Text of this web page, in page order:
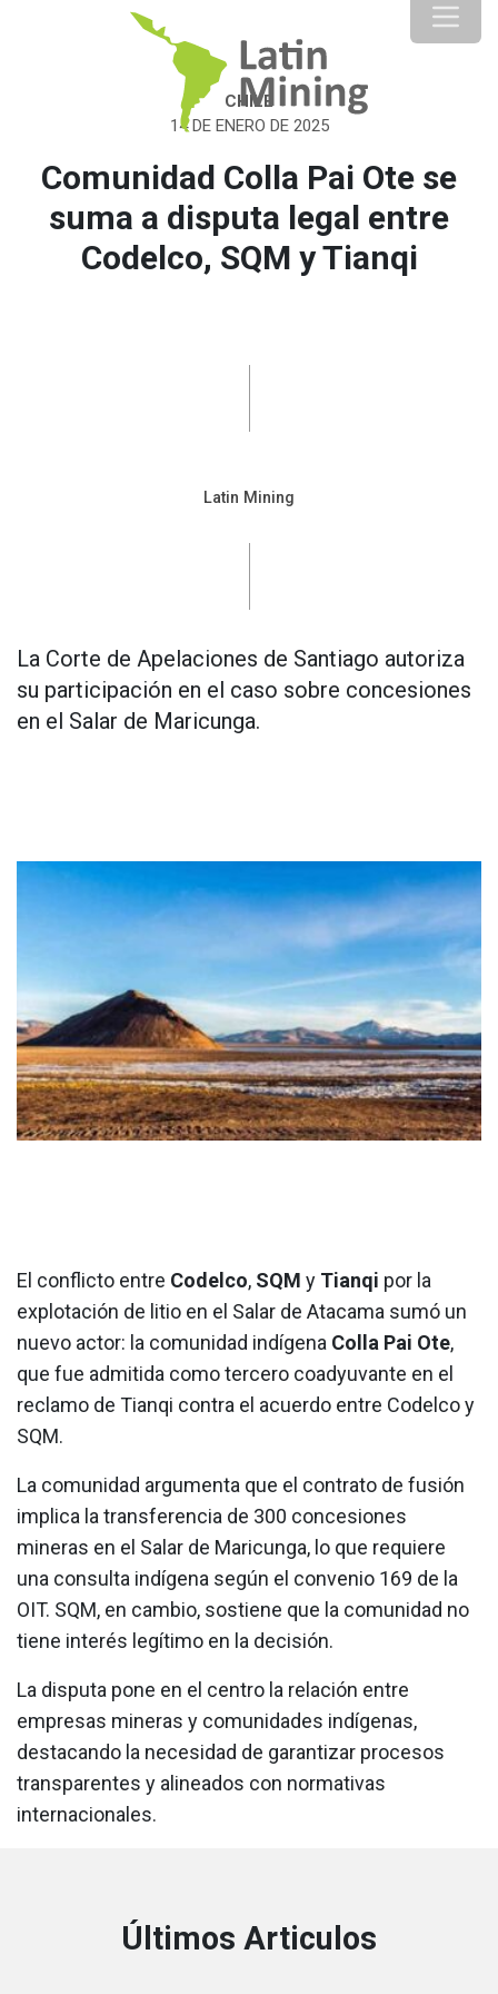
CHILE
14 DE ENERO DE 2025
Comunidad Colla Pai Ote se
suma a disputa legal entre
Codelco, SQM y Tianqi
Latin Mining
La Corte de Apelaciones de Santiago autoriza
su participación en el caso sobre concesiones
en el Salar de Maricunga.
El conflicto entre Codelco, SQM y Tianqi por la
explotación de litio en el Salar de Atacama sumó un
nuevo actor: la comunidad indígena Colla Pai Ote,
que fue admitida como tercero coadyuvante en el
reclamo de Tianqi contra el acuerdo entre Codelco y
SQM.
La comunidad argumenta que el contrato de fusión
implica la transferencia de 300 concesiones
mineras en el Salar de Maricunga, lo que requiere
una consulta indígena según el convenio 169 de la
OIT. SQM, en cambio, sostiene que la comunidad no
tiene interés legítimo en la decisión.
La disputa pone en el centro la relación entre
empresas mineras y comunidades indígenas,
destacando la necesidad de garantizar procesos
transparentes y alineados con normativas
internacionales.
Últimos Articulos